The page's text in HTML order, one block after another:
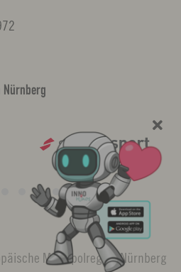
Nürnberg
Metropolregion Nürnberg